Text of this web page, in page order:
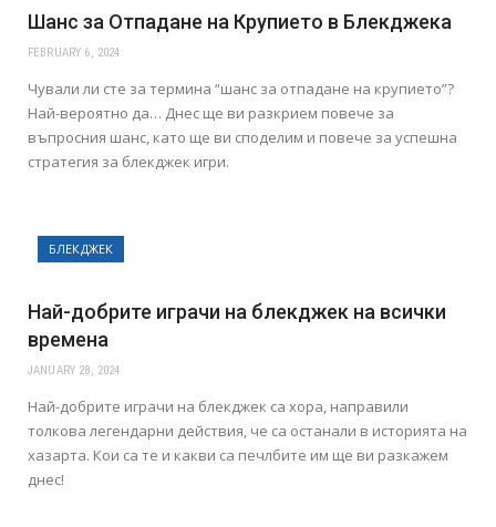
Шанс за Отпадане на Крупието в Блекджека
FEBRUARY 6, 2024
Чували ли сте за термина “шанс за отпадане на крупието”?
Най-вероятно да… Днес ще ви разкрием повече за
въпросния шанс, като ще ви споделим и повече за успешна
стратегия за блекджек игри.
БЛЕКДЖЕК
Най-добрите играчи на блекджек на всички
времена
JANUARY 28, 2024
Най-добрите играчи на блекджек са хора, направили
толкова легендарни действия, че са останали в историята на
хазарта. Кои са те и какви са печлбите им ще ви разкажем
днес!